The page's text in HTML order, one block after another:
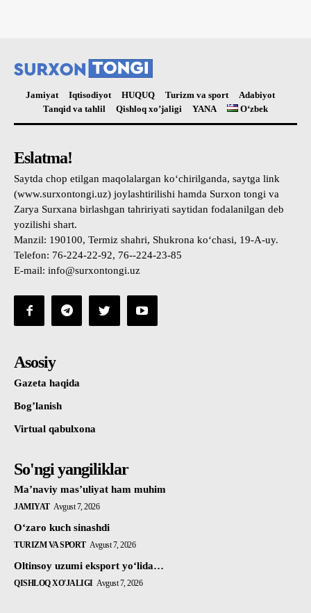
Jamiyat Iqtisodiyot HUQUQ Turizm va sport
Adabiyot
Tanqid va tahlil
Qishloq xo’jaligi YANA Oʻzbek
Eslatma!
Saytda chop etilgan maqolalargan ko‘chirilganda, saytga link
(www.surxontongi.uz) joylashtirilishi hamda Surxon tongi va
Zarya Surxana birlashgan tahririyati saytidan fodalanilgan deb
yozilishi shart.
Manzil: 190100, Termiz shahri, Shukrona ko‘chasi, 19-A-uy.
Telefon: 76-224-22-92, 76--224-23-85
E-mail: info@surxontongi.uz
Asosiy
Gazeta haqida
Bog’lanish
Virtual qabulxona
So'ngi yangiliklar
Ma’naviy mas’uliyat ham muhim
JAMIYAT Avgust 7, 2026
Oʻzaro kuch sinashdi
TURIZM VA SPORT Avgust 7, 2026
Oltinsoy uzumi eksport yo‘lida…
QISHLOQ XO'JALIGI Avgust 7, 2026